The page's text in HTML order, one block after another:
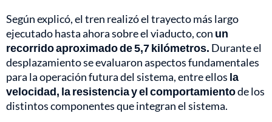
Según explicó, el tren realizó el trayecto más largo
ejecutado hasta ahora sobre el viaducto, con un
recorrido aproximado de 5,7 kilómetros. Durante el
desplazamiento se evaluaron aspectos fundamentales
para la operación futura del sistema, entre ellos la
velocidad, la resistencia y el comportamientode los
distintos componentes que integran el sistema.